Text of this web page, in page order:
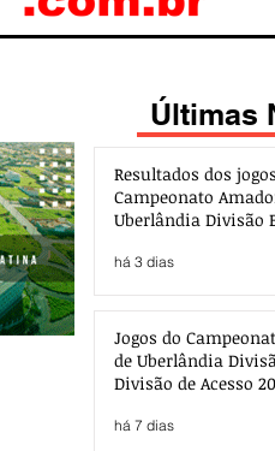
Últimas
Resultados dos
Campeonato
Uberlândia Divisão
há 3 dias
Jogos do
de Uberlândia
Divisão de Acesso
há 7 dias